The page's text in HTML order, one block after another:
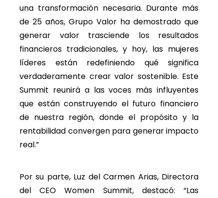
una transformación necesaria. Durante más
de 25 años, Grupo Valor ha demostrado que
generar valor trasciende los resultados
financieros tradicionales, y hoy, las mujeres
líderes están redefiniendo qué significa
verdaderamente crear valor sostenible. Este
Summit reunirá a las voces más influyentes
que están construyendo el futuro financiero
de nuestra región, donde el propósito y la
rentabilidad convergen para generar impacto
real.”
Por su parte, Luz del Carmen Arias, Directora
del CEO Women Summit, destacó: “Las